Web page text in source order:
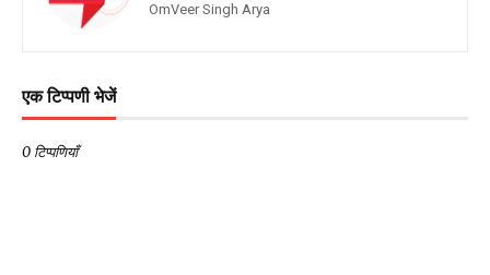
OmVeer Singh Arya
एक टिप्पणी भेजें
0 टिप्पणियाँ